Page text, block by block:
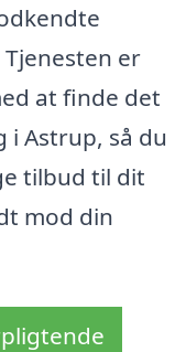
er
at finde det
Astrup, så du
tilbud til dit
mod din